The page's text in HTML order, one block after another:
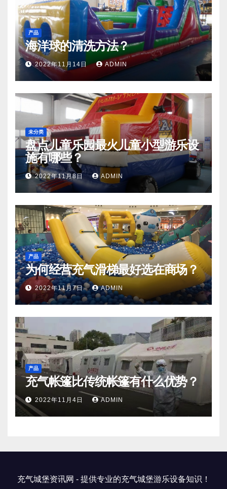
产品
海洋球的清洗方法？
2022年11月14日 ADMIN
未分类
盘点儿童乐园最火儿童小型游乐设
施有哪些？
2022年11月8日 ADMIN
产品
为何经营充气滑梯最好选在商场？
2022年11月7日 ADMIN
产品
充气帐篷比传统帐篷有什么优势？
2022年11月4日 ADMIN
充气城堡资讯网 - 提供专业的充气城堡游乐设备知识！